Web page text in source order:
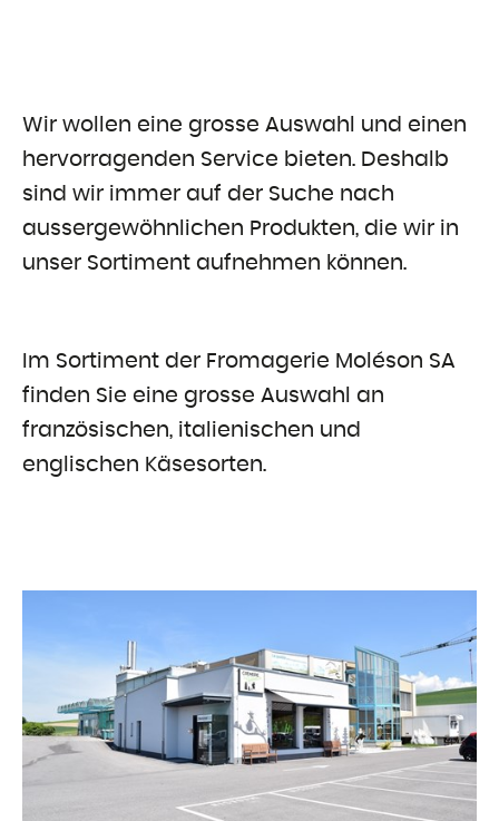
Wir wollen eine grosse Auswahl und einen
hervorragenden Service bieten. Deshalb
sind wir immer auf der Suche nach
aussergewöhnlichen Produkten, die wir in
unser Sortiment aufnehmen können.
Im Sortiment der Fromagerie Moléson SA
finden Sie eine grosse Auswahl an
französischen, italienischen und
englischen Käsesorten.